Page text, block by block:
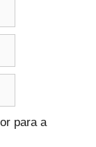
para a